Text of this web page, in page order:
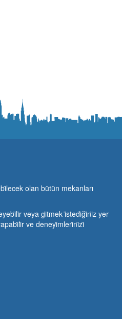
olan bütün mekanları
veya gi̇tmek i̇stedi̇ği̇ni̇z yer
ve deneyi̇mleri̇ni̇zi̇